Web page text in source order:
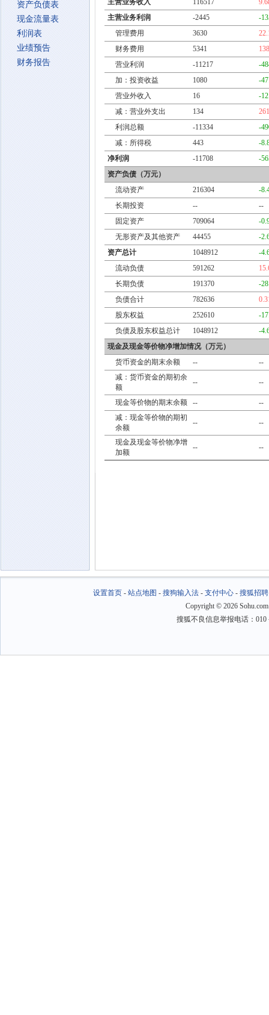
资产负债表
现金流量表
利润表
业绩预告
财务报告
主营业务收入
116517
主营业务利润
-2445
-
管理费用
3630
财务费用
5341
营业利润
-11217
-
加：投资收益
1080
-
营业外收入
16
-
减：营业外支出
134
利润总额
-11334
-
减：所得税
443
-
净利润
-11708
-
资产负债（万元）
流动资产
216304
-
长期投资
--
--
固定资产
709064
-
无形资产及其他资产
44455
-
资产总计
1048912
-
流动负债
591262
长期负债
191370
-
负债合计
782636
股东权益
252610
-
负债及股东权益总计
1048912
-
现金及现金等价物净增加情况（万元）
货币资金的期末余额
--
--
减：货币资金的期初余
额
-- --
现金等价物的期末余额 --
--
减：现金等价物的期初
余额
-- --
现金及现金等价物净增
加额
-- --
设置首页- 站点地图 - 搜狗输入法- 支付中心- 搜狐招聘
Copyright © 2026
搜狐不良信息举报电话：010